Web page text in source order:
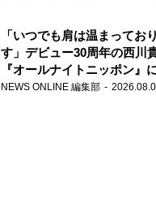
「いつでも肩は温まってお
す」デビュー30周年の西川
『オールナイトニッポン』
場！
NEWS ONLINE 編集部